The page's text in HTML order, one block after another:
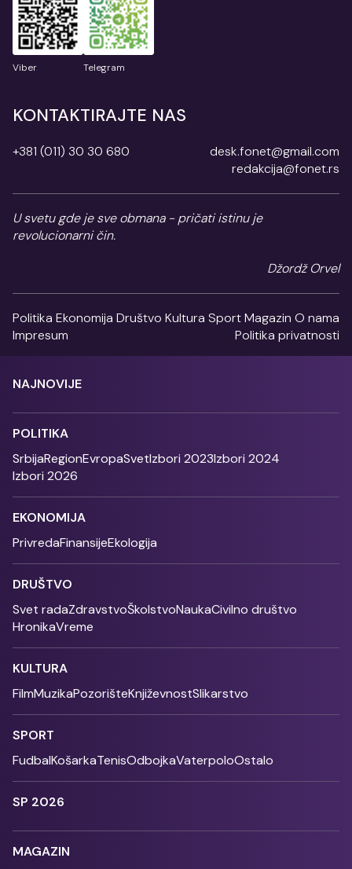
Viber Telegram
KONTAKTIRAJTE NAS
+381 (011) 30 30 680
desk.fonet@gmail.com
redakcija@fonet.rs
U svetu gde je sve obmana - pričati istinu je
revolucionarni čin.
Džordž Orvel
Politika Ekonomija Društvo Kultura SportMagazin O nama
Impresum
Politika privatnosti
NAJNOVIJE
POLITIKA
SrbijaRegionEvropaSvetIzbori 2023Izbori 2024
Izbori 2026
EKONOMIJA
PrivredaFinansijeEkologija
DRUŠTVO
Svet radaZdravstvoŠkolstvoNaukaCivilno društvo
HronikaVreme
KULTURA
FilmMuzikaPozorišteKnjiževnostSlikarstvo
SPORT
FudbalKošarkaTenisOdbojkaVaterpoloOstalo
SP 2026
MAGAZIN